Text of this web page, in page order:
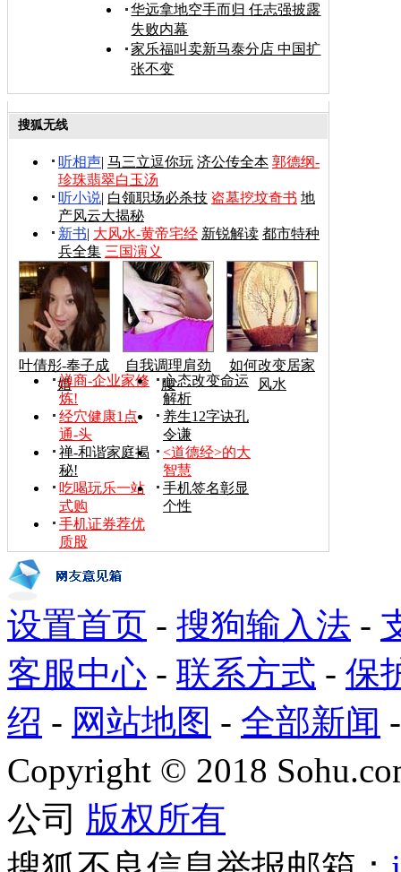
华远拿地空手而归 任志强披露
失败内幕
家乐福叫卖新马泰分店 中国扩
张不变
搜狐无线
听相声| 马三立逗你玩 济公传全本 郭德纲-
珍珠翡翠白玉汤
听小说| 白领职场必杀技 盗墓挖坟奇书 地
产风云大揭秘
新书| 大风水-黄帝宅经 新锐解读 都市特种
兵全集 三国演义
叶倩彤-奉子成
婚
自我调理肩劲
腰
如何改变居家
风水
禅商-企业家修
炼!
心态改变命运
解析
经穴健康1点
通-头
养生12字诀孔
令谦
禅-和谐家庭揭
秘!
<道德经>的大
智慧
吃喝玩乐一站
式购
手机签名彰显
个性
手机证券荐优
质股
设置首页 - 搜狗输入法 -
客服中心 - 联系方式 - 保
绍 - 网站地图 - 全部新闻
Copyright © 2018
公司 版权所有